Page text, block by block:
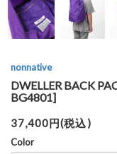
nonnative
DWELLER BACK
BG4801]
37,400円(税込)
Color